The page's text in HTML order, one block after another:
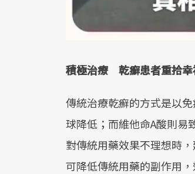
積極治療 乾癬患者重拾幸
傳統治療乾癬的方式是以
球降低；而維他命A酸則易
對傳統用藥效果不理想時
可降低傳統用藥的副作用